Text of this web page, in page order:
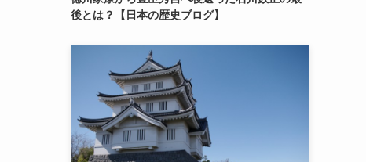
後とは？【日本の歴史ブログ】